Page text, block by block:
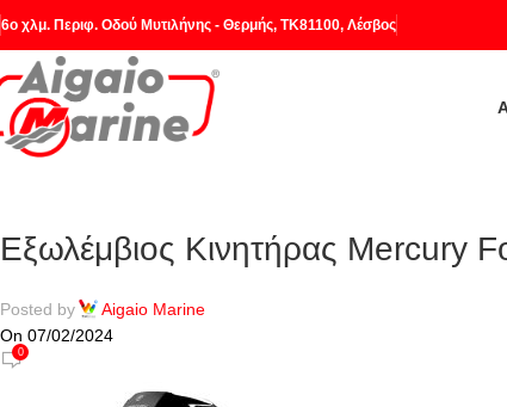
6o χλμ. Περιφ. Οδού Μυτιλήνης - Θερμής, ΤΚ81100, Λέσβος
Εξωλέμβιος Κινητήρας Mercury
Posted by
Aigaio Marine
On 07/02/2024
0